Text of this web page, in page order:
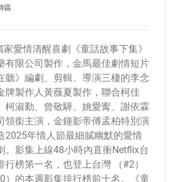
區
愛情清醒喜劇《童話故事下集》
有限公司製作，金馬最佳劇情短片
聽》編劇、剪輯、導演三棲的李念
牌製作人黃薇夏製作，聯合柯佳
柯淑勤、曾敬驊、姚愛寗、謝依霖
領銜主演，金鐘影帝傅孟柏特別演
2025年情人節最細膩幽默的愛情
。影集上線48小時內直衝Netflix台
行榜第一名，也登上台灣 （#2）
）的本週影集排行榜前十名。《童